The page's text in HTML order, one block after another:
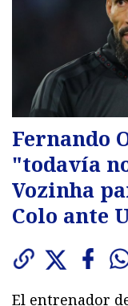
Fernando
"todavía
Vozinha
Colo ante
El entrenador